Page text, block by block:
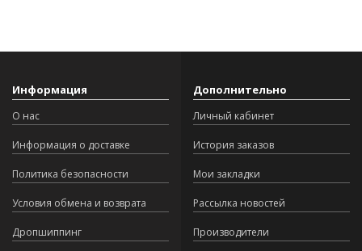
Информация
О нас
Информация о доставке
Политика безопасности
Условия обмена и возврата
Дропшиппинг
Дополнительно
Личный кабинет
История заказов
Мои закладки
Рассылка новостей
Производители